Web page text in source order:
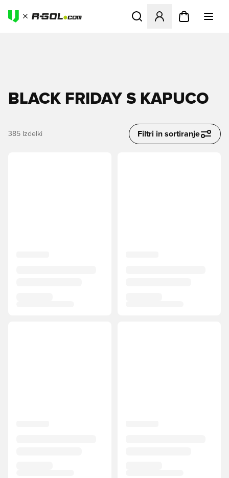
Odpre Modal za prijavo ali
BLACK FRIDAY S KAPUCO
385 Izdelki Filtri in sortiranje